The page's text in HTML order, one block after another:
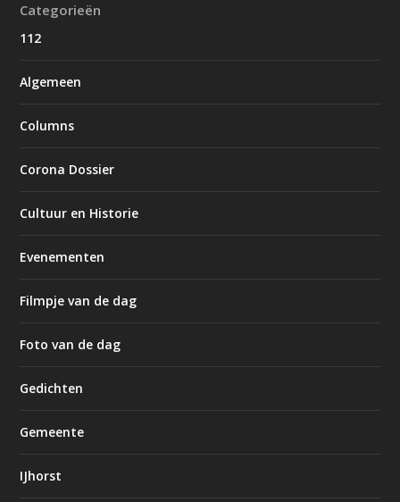
Categorieën
112
Algemeen
Columns
Corona Dossier
Cultuur en Historie
Evenementen
Filmpje van de dag
Foto van de dag
Gedichten
Gemeente
IJhorst